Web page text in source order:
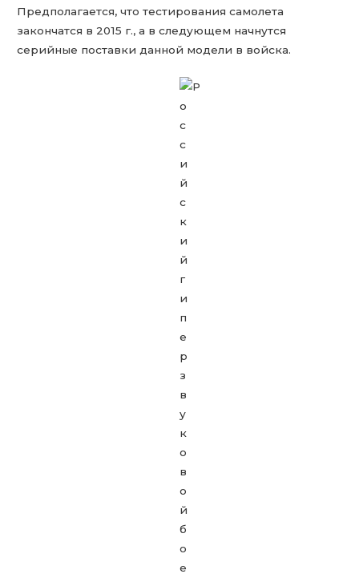
Предполагается, что тестирования самолета
закончатся в 2015 г., а в следующем начнутся
серийные поставки данной модели в войска.